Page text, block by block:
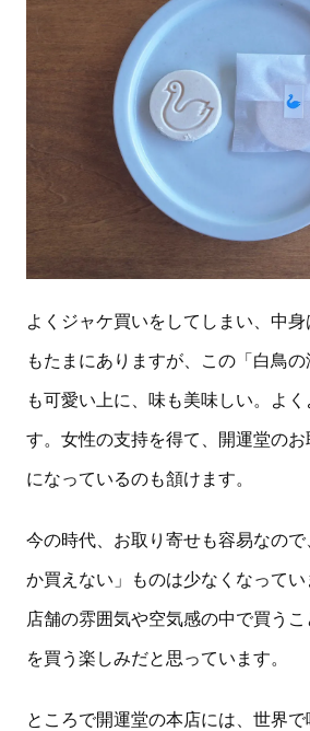
よくジャケ買いをしてしまい、中
もたまにありますが、この「白鳥
も可愛い上に、味も美味しい。よ
す。女性の支持を得て、開運堂のお
になっているのも頷けます。
今の時代、お取り寄せも容易なの
か買えない」ものは少なくなって
店舗の雰囲気や空気感の中で買う
を買う楽しみだと思っています。
ところで開運堂の本店には、世界